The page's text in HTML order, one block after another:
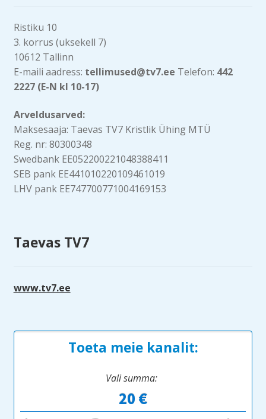
Ristiku 10
3. korrus (uksekell 7)
10612 Tallinn
E-maili aadress: tellimused@tv7.ee Telefon: 442
2227 (E-N kl 10-17)
Arveldusarved:
Maksesaaja: Taevas TV7 Kristlik Ühing MTÜ
Reg. nr: 80300348
Swedbank EE052200221048388411
SEB pank EE441010220109461019
LHV pank EE747700771004169153
Taevas TV7
www.tv7.ee
Toeta meie kanalit:
Vali summa: